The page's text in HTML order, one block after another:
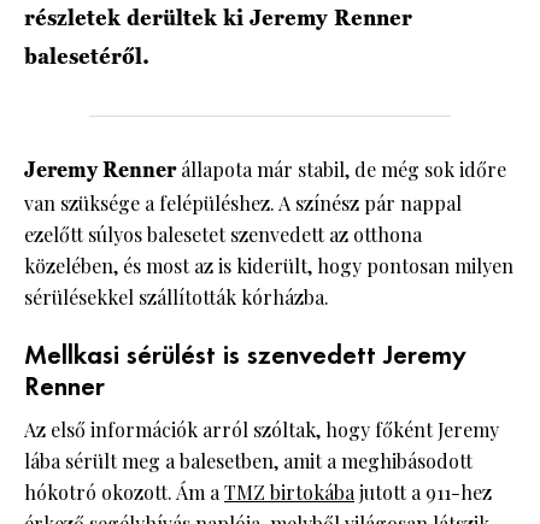
részletek derültek ki Jeremy Renner
balesetéről.
Jeremy Rennerállapota már stabil, de még sok időre
van szüksége a felépüléshez. A színész pár nappal
ezelőtt súlyos balesetet szenvedett az otthona
közelében, és most az is kiderült, hogy pontosan milyen
sérülésekkel szállították kórházba.
Mellkasi sérülést is szenvedett Jeremy
Renner
Az első információk arról szóltak, hogy főként Jeremy
lába sérült meg a balesetben, amit a meghibásodott
hókotró okozott. Ám aTMZ birtokábajutott a 911-hez